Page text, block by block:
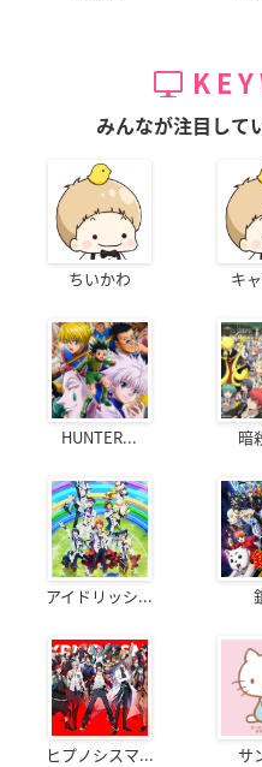
みんなが注目して
ちいかわ キ
HUNTER... 暗
アイドリッシ...
ヒプノシスマ... サ